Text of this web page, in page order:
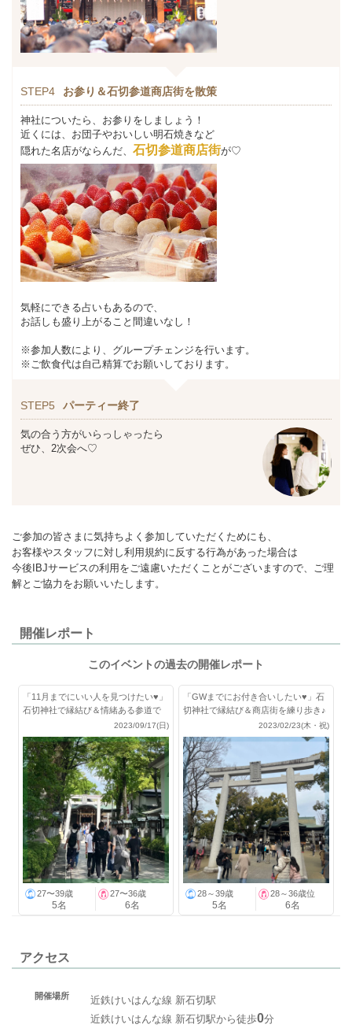
STEP4 お参り＆石切参道商店街を散策
神社についたら、お参りをしましょう！
近くには、お団子やおいしい明石焼きなど
隠れた名店がならんだ、 石切参道商店街が♡
気軽にできる占いもあるので、
お話しも盛り上がること間違いなし！
※参加人数により、グループチェンジを行います。
※ご飲食代は自己精算でお願いしております。
STEP5 パーティー終了
気の合う方がいらっしゃったら
ぜひ、2次会へ♡
ご参加の皆さまに気持ちよく参加していただくためにも、
お客様やスタッフに対し利用規約に反する行為があった場合は
今後IBJサービスの利用をご遠慮いただくことがございますので、ご理
解とご協力をお願いいたします。
開催レポート
このイベントの過去の開催レポート
「11月までにいい人を見つけたい♥」
石切神社で縁結び＆情緒ある参道で
2023/09/17(日)
27〜39歳
5名
27〜36歳
6名
「GWまでにお付き合いしたい♥」石
切神社で縁結び＆商店街を練り歩き♪
2023/02/23(木・祝)
28～39歳
5名
28～36歳位
6名
アクセス
開催場所
近鉄けいはんな線 新石切駅
近鉄けいはんな線 新石切駅から徒歩0分